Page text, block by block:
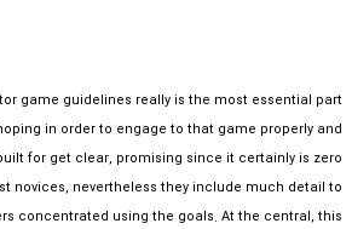
game guidelines really is the most essential part
in order to engage to that game properly and
for get clear, promising since it certainly is zero
novices, nevertheless they include much detail to
concentrated using the goals. At the central, this